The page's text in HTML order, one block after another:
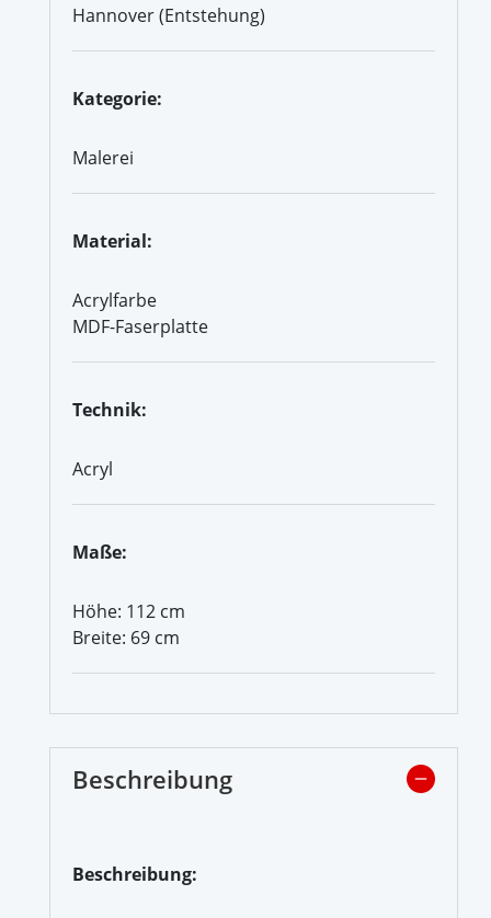
Hannover (Entstehung)
Kategorie:
Malerei
Material:
Acrylfarbe
MDF-Faserplatte
Technik:
Acryl
Maße:
Höhe: 112 cm
Breite: 69 cm
Beschreibung
Beschreibung: